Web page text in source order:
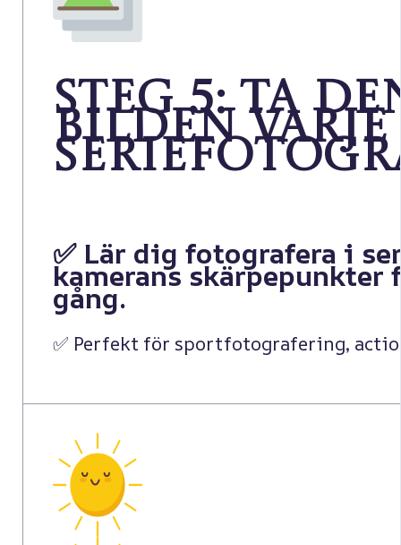
Steg 5: Ta
bilden varje
✅ Lär dig fotografera i
kamerans
gång.
✅ Perfekt för sportfotografering,